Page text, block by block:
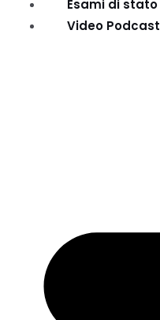
Esami di stato
Video Podcast